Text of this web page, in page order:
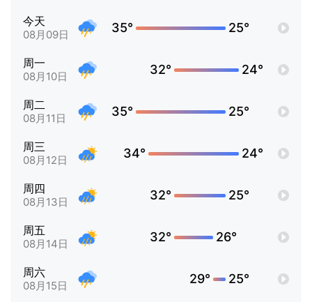
今天
08月09日 35° 25°
周一
08月10日 32° 24°
周二
08月11日 35° 25°
周三
08月12日 34° 24°
周四
08月13日 32° 25°
周五
08月14日 32° 26°
周六
08月15日 29° 25°